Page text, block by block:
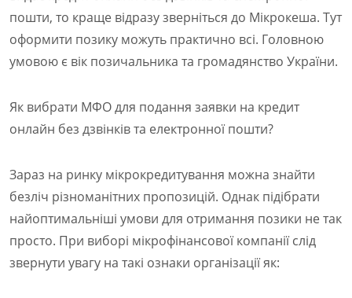
пошти, то краще відразу зверніться до Мікрокеша. Тут
оформити позику можуть практично всі. Головною
умовою є вік позичальника та громадянство України.
Як вибрати МФО для подання заявки на кредит
онлайн без дзвінків та електронної пошти?
Зараз на ринку мікрокредитування можна знайти
безліч різноманітних пропозицій. Однак підібрати
найоптимальніші умови для отримання позики не так
просто. При виборі мікрофінансової компанії слід
звернути увагу на такі ознаки організації як: